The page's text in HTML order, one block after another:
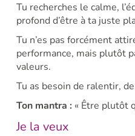
Tu recherches le calme,
profond d’être à ta juste
Tu n’es pas forcément
performance, mais plutôt
valeurs.
Tu as besoin de ralentir,
Ton mantra : « Être plutôt
Je la veux